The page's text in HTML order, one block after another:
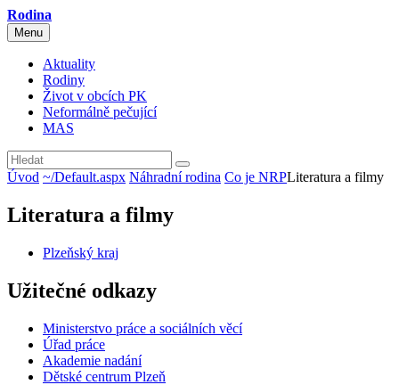
Rodina
Menu
Aktuality
Rodiny
Život v obcích PK
Neformálně pečující
MAS
Úvod ~/Default.aspx Náhradní rodina Co je NRPLiteratura a filmy
Literatura a filmy
Plzeňský kraj
Užitečné odkazy
Ministerstvo práce a sociálních věcí
Úřad práce
Akademie nadání
Dětské centrum Plzeň